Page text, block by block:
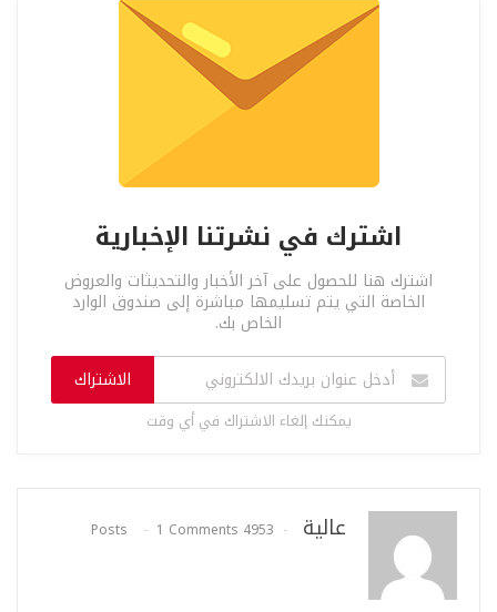
اشترك في نشرتنا الإخبارية
اشترك هنا للحصول على آخر الأخبار والتحديثات والعروض
الخاصة التي يتم تسليمها مباشرة إلى صندوق الوارد
الخاص بك.
الاشتراك
يمكنك إلغاء الاشتراك في أي وقت
عالية 4953 Posts
1 Comments